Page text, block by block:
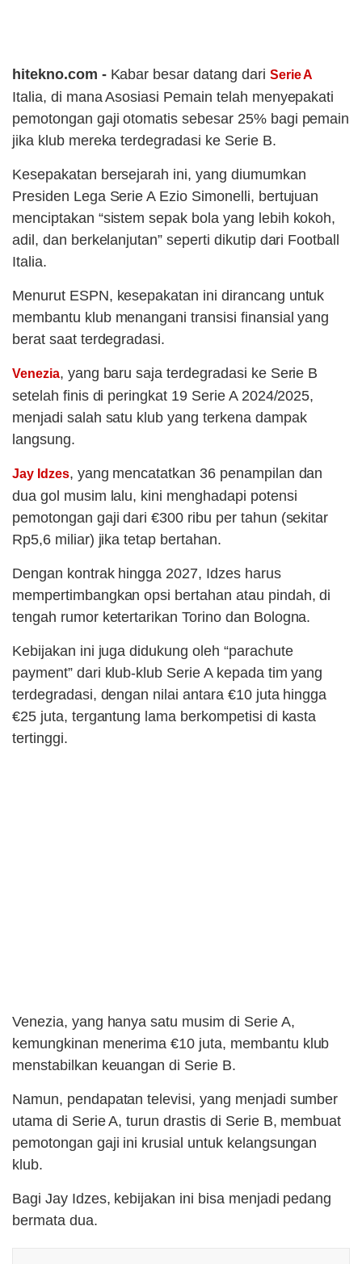
hitekno.com - Kabar besar datang dari Serie A
Italia, di mana Asosiasi Pemain telah menyepakati
pemotongan gaji otomatis sebesar 25% bagi pemain
jika klub mereka terdegradasi ke Serie B.
Kesepakatan bersejarah ini, yang diumumkan
Presiden Lega Serie A Ezio Simonelli, bertujuan
menciptakan “sistem sepak bola yang lebih kokoh,
adil, dan berkelanjutan” seperti dikutip dari Football
Italia.
Menurut ESPN, kesepakatan ini dirancang untuk
membantu klub menangani transisi finansial yang
berat saat terdegradasi.
Venezia, yang baru saja terdegradasi ke Serie B
setelah finis di peringkat 19 Serie A 2024/2025,
menjadi salah satu klub yang terkena dampak
langsung.
Jay Idzes, yang mencatatkan 36 penampilan dan
dua gol musim lalu, kini menghadapi potensi
pemotongan gaji dari €300 ribu per tahun (sekitar
Rp5,6 miliar) jika tetap bertahan.
Dengan kontrak hingga 2027, Idzes harus
mempertimbangkan opsi bertahan atau pindah, di
tengah rumor ketertarikan Torino dan Bologna.
Kebijakan ini juga didukung oleh “parachute
payment” dari klub-klub Serie A kepada tim yang
terdegradasi, dengan nilai antara €10 juta hingga
€25 juta, tergantung lama berkompetisi di kasta
tertinggi.
Venezia, yang hanya satu musim di Serie A,
kemungkinan menerima €10 juta, membantu klub
menstabilkan keuangan di Serie B.
Namun, pendapatan televisi, yang menjadi sumber
utama di Serie A, turun drastis di Serie B, membuat
pemotongan gaji ini krusial untuk kelangsungan
klub.
Bagi Jay Idzes, kebijakan ini bisa menjadi pedang
bermata dua.